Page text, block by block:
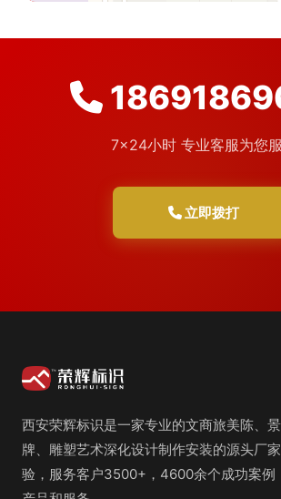
7×24小时 专业客服为您
立即拨打
西安荣辉标识是一家专业的文商旅美陈、
牌、雕塑艺术深化设计制作安装的源头厂
验，服务客户3500+，4600余个成功案例